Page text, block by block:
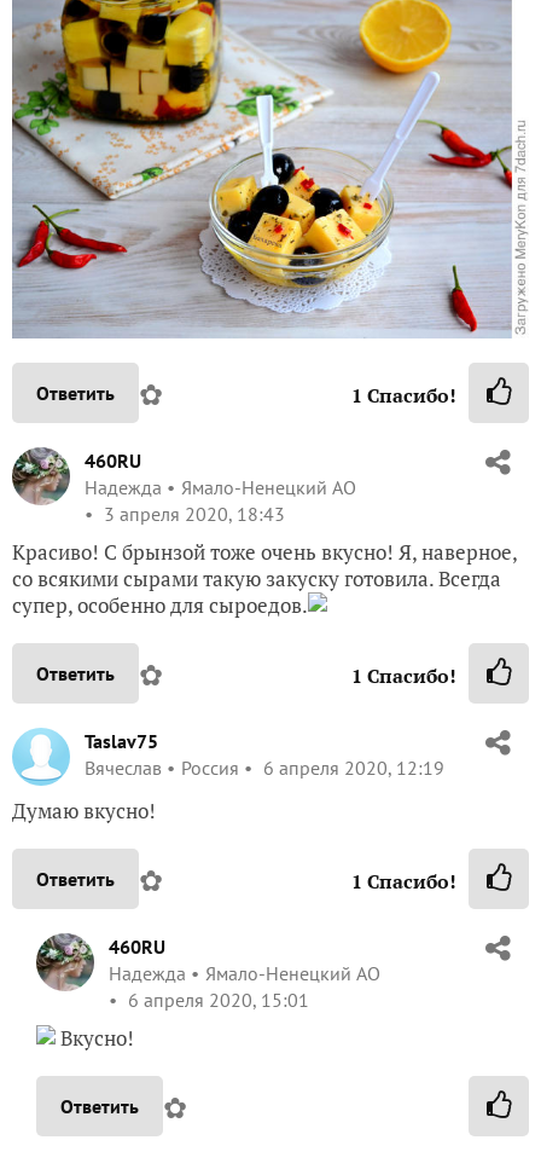
Ответить ✿ 1 Спасибо!
460RU
Надежда
Ямало-Ненецкий АО
3 апреля 2020, 18:43
Красиво! С брынзой тоже очень вкусно! Я, наверное,
со всякими сырами такую закуску готовила. Всегда
супер, особенно для сыроедов.
Ответить ✿ 1 Спасибо!
Taslav75
Вячеслав
Россия 6 апреля 2020, 12:19
Думаю вкусно!
Ответить ✿ 1 Спасибо!
460RU
Надежда
Ямало-Ненецкий АО
6 апреля 2020, 15:01
Вкусно!
Ответить ✿